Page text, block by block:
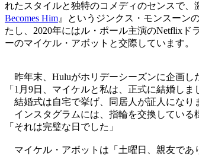
れたスタイルと独特のコメディのセンスで
Becomes Him 』というジンクス・モンスーン
たし、2020年にはル・ポール主演のNetflix
ーのマイケル・アボットと交際しています。
昨年末、Huluがホリデーシーズンに企画し
「1月9日、マイケルと私は、正式に結婚し
結婚式は自宅で挙げ、同居人が証人になり
インスタグラムには、指輪を交換している
「それは完璧な日でした」
マイケル・アボットは「土曜日、親友であ